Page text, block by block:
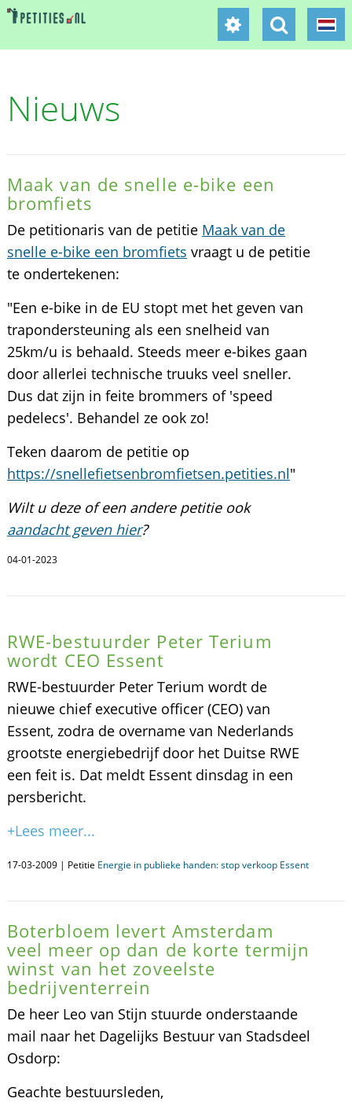
Nieuws
Maak van de snelle e-bike een
bromfiets
De petitionaris van de petitie Maak van de
snelle e-bike een bromfiets vraagt u de petitie
te ondertekenen:
"Een e-bike in de EU stopt met het geven van
trapondersteuning als een snelheid van
25km/u is behaald. Steeds meer e-bikes gaan
door allerlei technische truuks veel sneller.
Dus dat zijn in feite brommers of 'speed
pedelecs'. Behandel ze ook zo!
Teken daarom de petitie op
https://snellefietsenbromfietsen.petities.nl"
Wilt u deze of een andere petitie ook
aandacht geven hier?
04-01-2023
RWE-bestuurder Peter Terium
wordt CEO Essent
RWE-bestuurder Peter Terium wordt de
nieuwe chief executive officer (CEO) van
Essent, zodra de overname van Nederlands
grootste energiebedrijf door het Duitse RWE
een feit is. Dat meldt Essent dinsdag in een
persbericht.
+Lees meer...
17-03-2009 | Petitie Energie in publieke handen: stop verkoop Essent
Boterbloem levert Amsterdam
veel meer op dan de korte termijn
winst van het zoveelste
bedrijventerrein
De heer Leo van Stijn stuurde onderstaande
mail naar het Dagelijks Bestuur van Stadsdeel
Osdorp:
Geachte bestuursleden,